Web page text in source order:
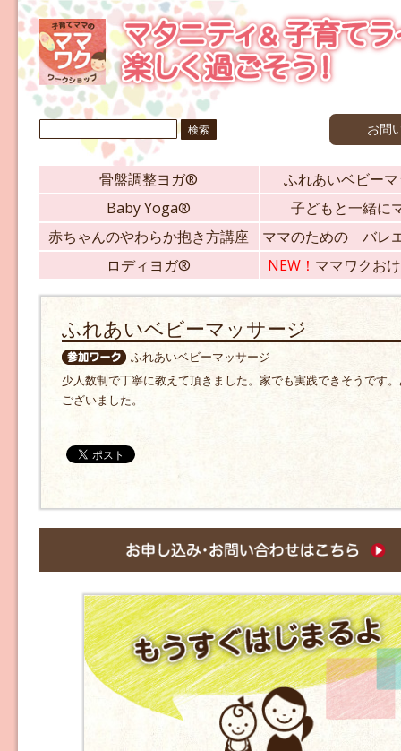
検
索: お問
骨盤調整ヨガ®
ふれあいベビー
Baby Yoga®
子どもと一緒に
赤ちゃんのやわらか抱き方講座
ママのための バレ
ロディヨガ®
NEW！ ママワクお
ふれあいベビーマッサージ
ふれあいベビーマッサージ
少人数制で丁寧に教えて頂きました。家でも実践できそうです
ございました。